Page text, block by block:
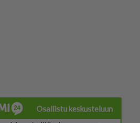
Osallistu keskusteluun